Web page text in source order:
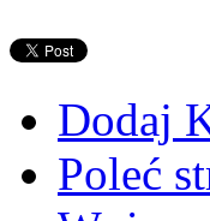
Dodaj
Poleć